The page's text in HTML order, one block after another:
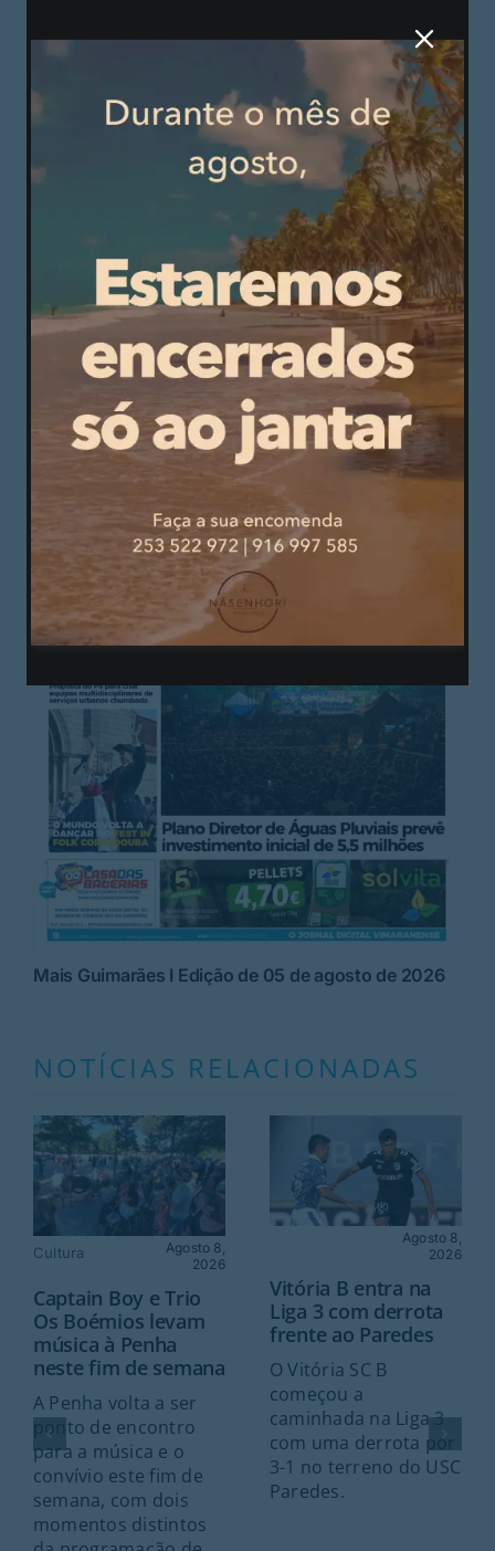
Mais Guimarães I Edição de 05 de agosto de 2026
NOTÍCIAS RELACIONADAS
Cultura
Agosto 8,
2026
Captain Boy e Trio
Os Boémios levam
música à Penha
neste fim de semana
A Penha volta a ser
ponto de encontro
para a música e o
convívio este fim de
semana, com dois
momentos distintos
Agosto 8,
2026
Vitória B entra na
Liga 3 com derrota
frente ao Paredes
O Vitória SC B
começou a
caminhada na Liga 3
com uma derrota por
3-1 no terreno do USC
Paredes.